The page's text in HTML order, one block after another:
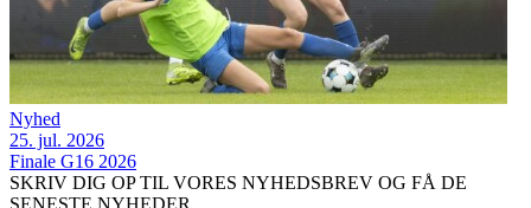
Nyhed
25. jul. 2026
Finale G16 2026
SKRIV DIG OP TIL VORES NYHEDSBREV OG FÅ DE
SENESTE NYHEDER